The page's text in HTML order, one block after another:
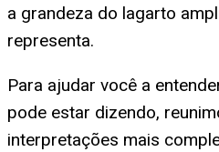
a grandeza do lagarto
representa.
Para ajudar você a
pode estar dizendo,
interpretações mais